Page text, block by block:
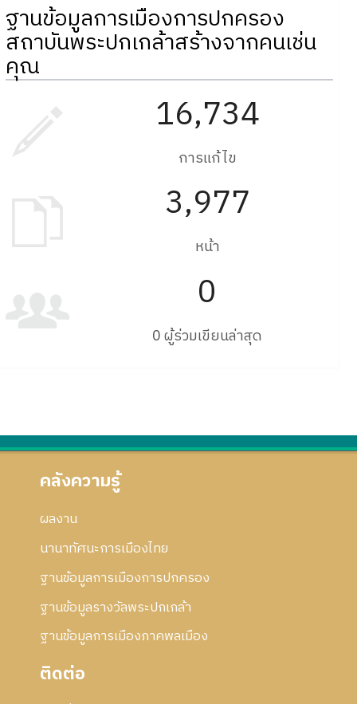
ฐานข้อมูลการเมืองการปกครอง
สถาบันพระปกเกล้าสร้างจากคนเช่น
คุณ
16,734
การแก้ไข
3,977
หน้า
0
0 ผู้ร่วมเขียนล่าสุด
คลังความรู้
ผลงาน
นานาทัศนะการเมืองไทย
ฐานข้อมูลการเมืองการปกครอง
ฐานข้อมูลรางวัลพระปกเกล้า
ฐานข้อมูลการเมืองภาคพลเมือง
ติดต่อ